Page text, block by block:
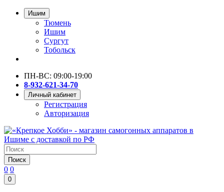
Ишим
Тюмень
Ишим
Сургут
Тобольск
ПН-ВС: 09:00-19:00
8-932-621-34-70
Личный кабинет
Регистрация
Авторизация
Поиск
0 0
0